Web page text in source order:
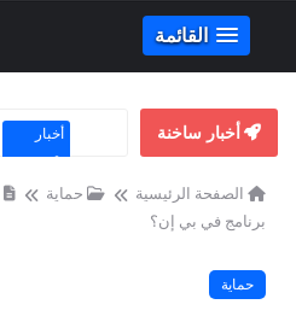
القائمة
أخبار ساخنة
الربح من
الإنترنت
الصفحة الرئيسية حماية
برنامج في بي إن؟
حماية